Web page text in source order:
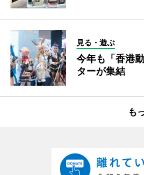
見る・遊ぶ
今年も「香港
ターが集結
も